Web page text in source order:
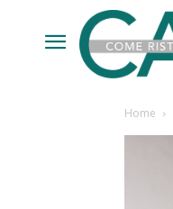
Home